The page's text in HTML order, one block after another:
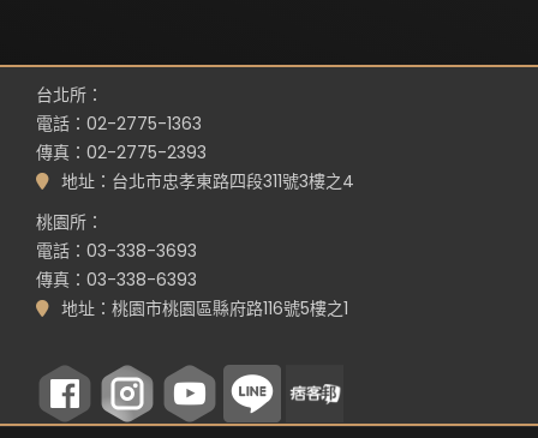
台北所：
電話：02-2775-1363
傳真：02-2775-2393
地址：台北市忠孝東路四段311號3樓之4
桃園所：
電話：03-338-3693
傳真：03-338-6393
地址：桃園市桃園區縣府路116號5樓之1